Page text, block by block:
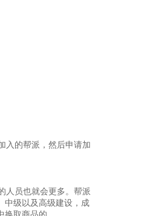
入的帮派，然后申请加
人员也就会更多。帮派
中级以及高级建设，成
取商品的。